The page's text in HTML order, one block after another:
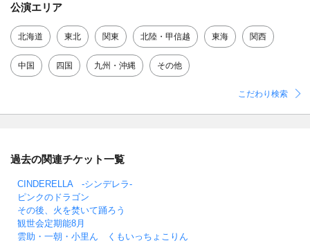
公演エリア
北海道 東北 関東 北陸・甲信越 東海 関西
中国 四国 九州・沖縄 その他
こだわり検索
過去の関連チケット一覧
CINDERELLA -シンデレラ-
ピンクのドラゴン
その後、火を焚いて踊ろう
観世会定期能8月
雲助・一朝・小里ん くもいっちょこりん